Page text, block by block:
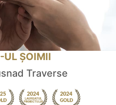
UL ȘOIMII
Traverse